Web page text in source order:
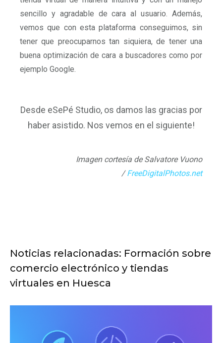
sencillo y agradable de cara al usuario. Además,
vemos que con esta plataforma conseguimos, sin
tener que preocuparnos tan siquiera, de tener una
buena optimización de cara a buscadores como por
ejemplo Google.
Desde eSePé Studio, os damos las gracias por
haber asistido. Nos vemos en el siguiente!
Imagen cortesía de Salvatore Vuono
/FreeDigitalPhotos.net
Noticias relacionadas: Formación sobre
comercio electrónico y tiendas
virtuales en Huesca